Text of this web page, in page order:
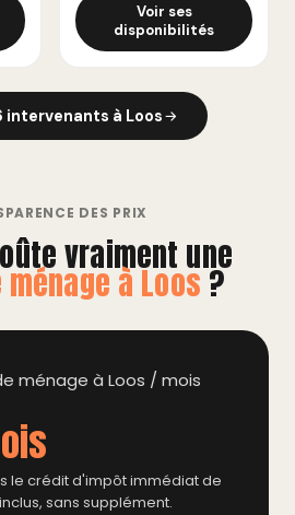
Voir ses
disponibilités
intervenants à Loos
DES PRIX
vraiment une
à Loos?
ménage à Loos / mois
le crédit d'impôt immédiat de
sans supplément.